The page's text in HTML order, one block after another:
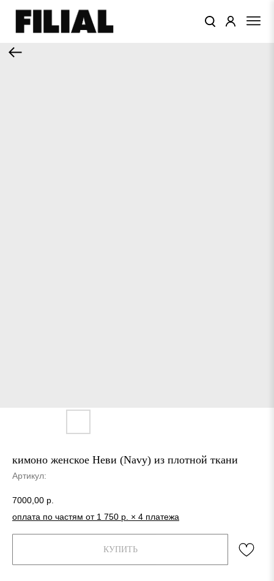
кимоно женское Неви (Navy) из плотной ткани
Артикул:
7000,00 р.
оплата по частям от 1 750 р. × 4 платежа
КУПИТЬ